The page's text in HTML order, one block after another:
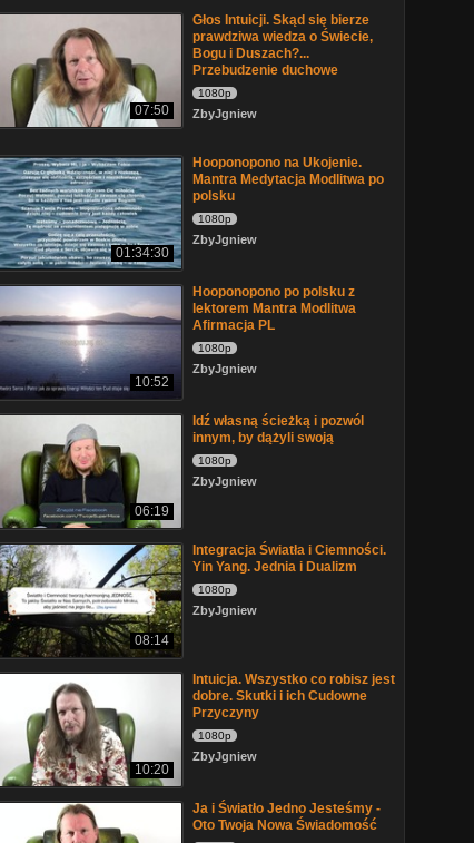
07:50
Głos Intuicji. Skąd się bierze
prawdziwa wiedza o Świecie,
Bogu i Duszach?...
Przebudzenie duchowe
1080p
ZbyJgniew
01:34:30
Hooponopono na Ukojenie.
Mantra Medytacja Modlitwa po
polsku
1080p
ZbyJgniew
10:52
Hooponopono po polsku z
lektorem Mantra Modlitwa
Afirmacja PL
1080p
ZbyJgniew
06:19
Idź własną ścieżką i pozwól
innym, by dążyli swoją
1080p
ZbyJgniew
08:14
Integracja Światła i Ciemności.
Yin Yang. Jednia i Dualizm
1080p
ZbyJgniew
10:20
Intuicja. Wszystko co robisz jest
dobre. Skutki i ich Cudowne
Przyczyny
1080p
ZbyJgniew
Ja i Światło Jedno Jesteśmy -
Oto Twoja Nowa Świadomość